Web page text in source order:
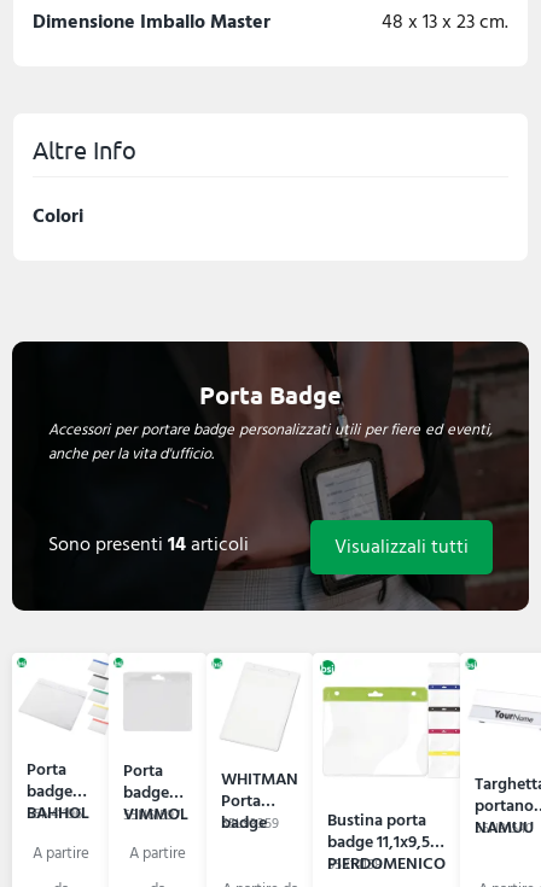
Dimensione Imballo Master
48 x 13 x 23 cm.
Altre Info
Colori
Porta Badge
Accessori per portare badge personalizzati utili per fiere ed eventi,
anche per la vita d'ufficio.
Sono presenti14articoli Visualizzali tutti
Porta
badge
BAHHOL
55N41196
Porta
badge
VIMMOL
55N61597
WHITMAN
Porta
badge
55L93359 Bustina porta
badge 11,1x9,5
PIERDOMENICO
55R14158
NAMUU
55N91540